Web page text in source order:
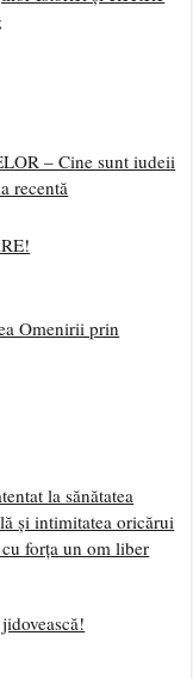
– Cine sunt iudeii
recentă
Omenirii prin
la sănătatea
și intimitatea oricărui
forța un om liber